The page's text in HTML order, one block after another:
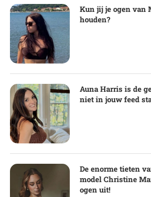
Kun jij je ogen van
houden?
Auna Harris is de
niet in jouw feed
De enorme tieten
model Christine
ogen uit!